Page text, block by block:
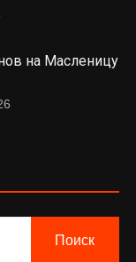
на Масленицу